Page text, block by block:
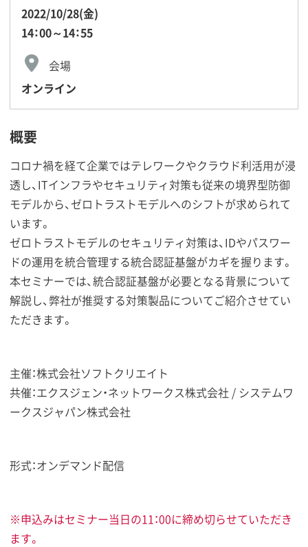
2022/10/28(金)
14：00～14：55
会場
オンライン
概要
コロナ禍を経て企業ではテレワークやクラウド利活用が浸
透し、ITインフラやセキュリティ対策も従来の境界型防御
モデルから、ゼロトラストモデルへのシフトが求められて
います。
ゼロトラストモデルのセキュリティ対策は、IDやパスワー
ドの運用を統合管理する統合認証基盤がカギを握ります。
本セミナーでは、統合認証基盤が必要となる背景について
解説し、弊社が推奨する対策製品についてご紹介させてい
ただきます。
主催：株式会社ソフトクリエイト
共催：エクスジェン・ネットワークス株式会社 / システムワ
ークスジャパン株式会社
形式：オンデマンド配信
※申込みはセミナー当日の11：00に締め切らせていただき
ます。